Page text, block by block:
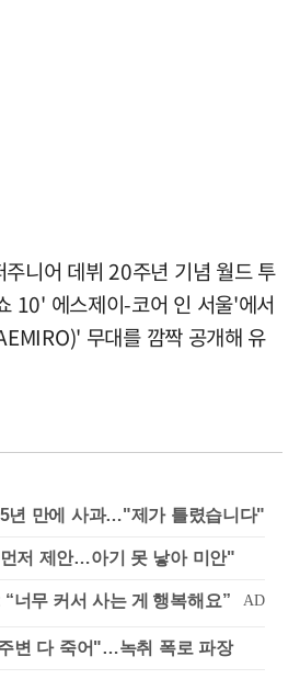
니어 데뷔 20주년 기념 월드 투
10' 에스제이-코어 인 서울'에서
무대를 깜짝 공개해 유
년 만에 사과…"제가 틀렸습니다"
저 제안…아기 못 낳아 미안"
변 다 죽어"…녹취 폭로 파장